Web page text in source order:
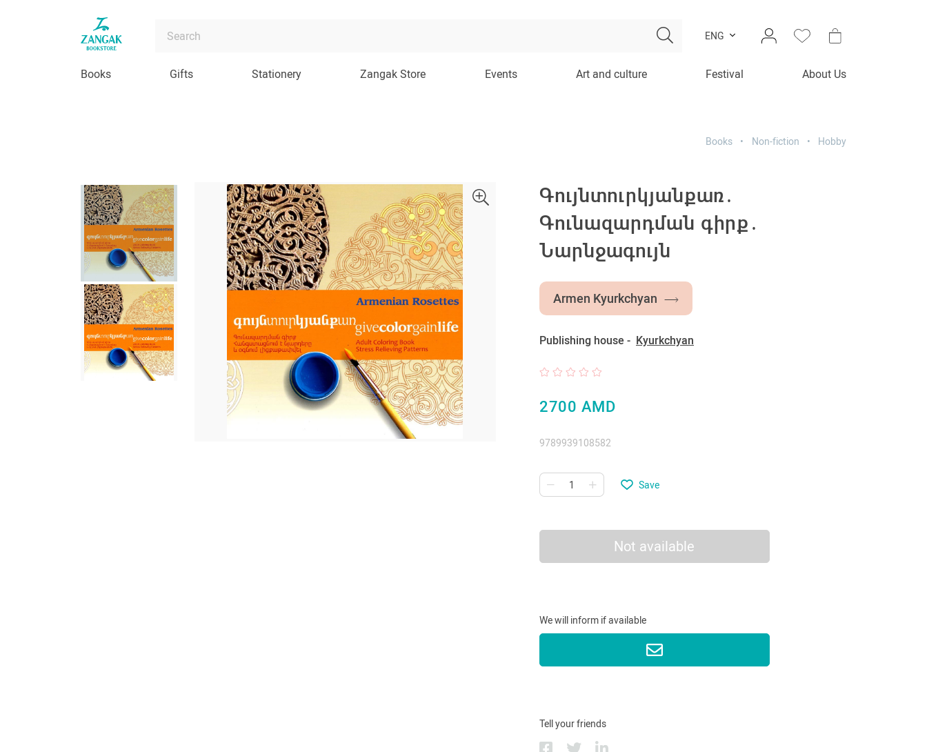
ENG
Books Gifts Stationery Zangak Store Events Art and culture Festival About Us
Books Non-fiction Hobby
Գույնտուրկյանքառ․
Գունազարդման գիրք․
Նարնջագույն
Armen Kyurkchyan
Publishing house - Kyurkchyan
2700 AMD
9789939108582
Save
Not available
We will inform if available
Tell your friends